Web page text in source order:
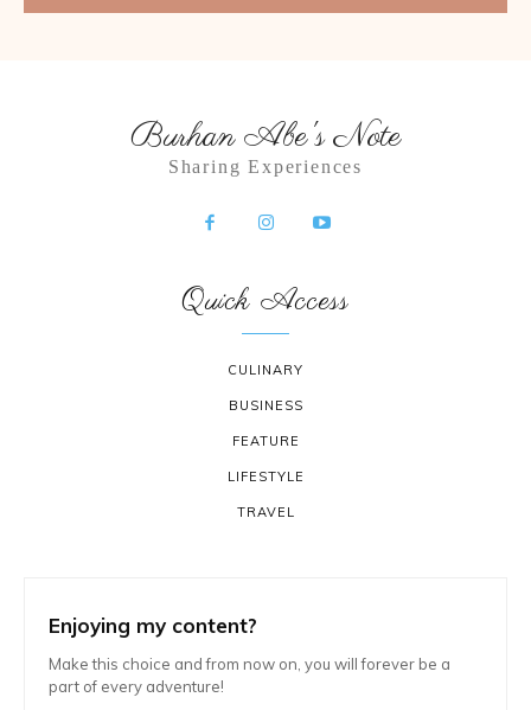
Burhan Abe's Note
Sharing Experiences
Quick Access
CULINARY
BUSINESS
FEATURE
LIFESTYLE
TRAVEL
Enjoying my content?
Make this choice and from now on, you will forever be a
part of every adventure!